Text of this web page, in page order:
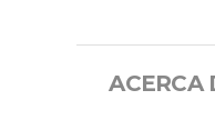
ACERCA